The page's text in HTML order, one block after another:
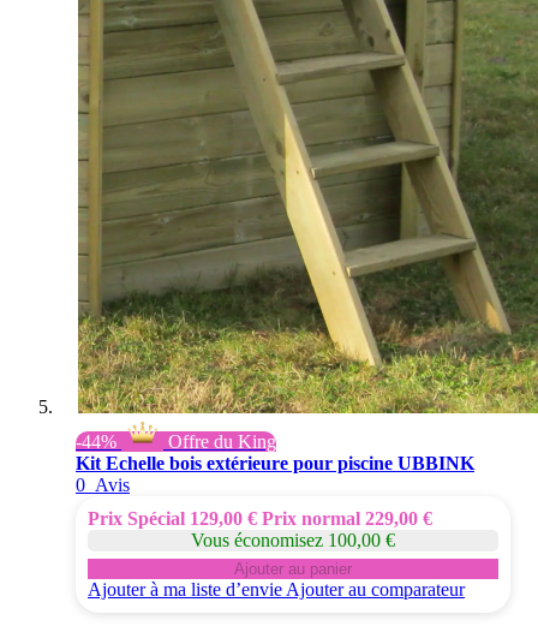
-44%
Offre du King
Kit Echelle bois extérieure pour piscine UBBINK
0 Avis
Prix Spécial 129,00 € Prix normal 229,00 €
Vous économisez 100,00 €
Ajouter au panier
Ajouter à ma liste d’envie Ajouter au comparateur